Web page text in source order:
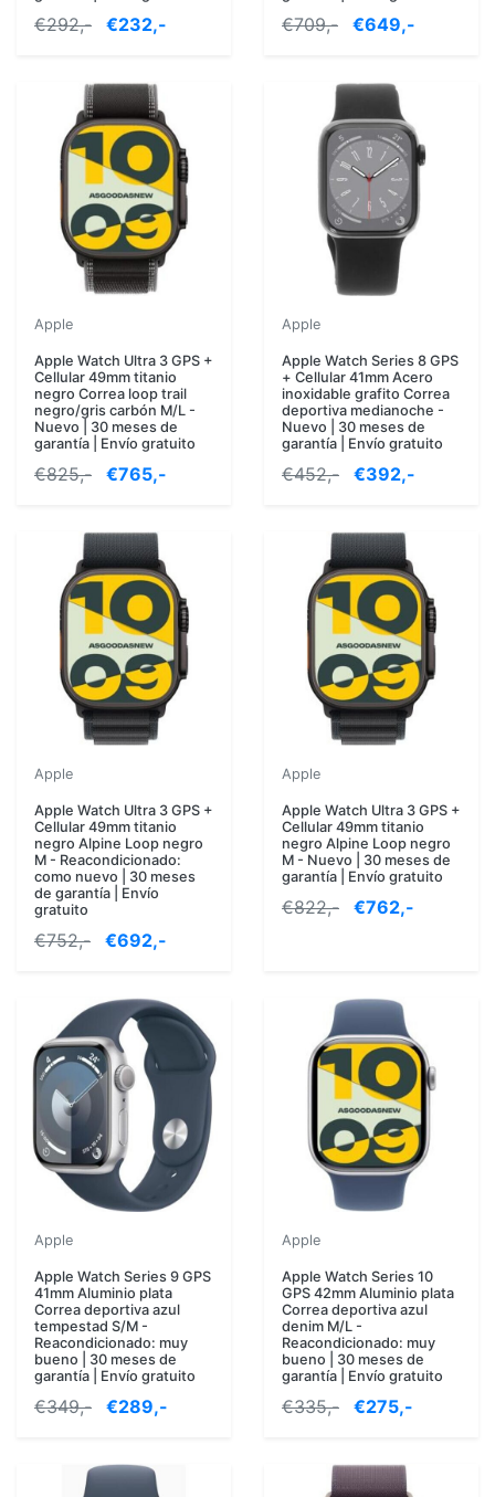
€292,- €232,- €709,- €649,-
Apple
Apple Watch Ultra 3 GPS +
Cellular 49mm titanio
negro Correa loop trail
negro/gris carbón M/L -
Nuevo | 30 meses de
garantía | Envío gratuito
€825,- €765,-
Apple
Apple Watch Series 8 GPS
+ Cellular 41mm Acero
inoxidable grafito Correa
deportiva medianoche -
Nuevo | 30 meses de
garantía | Envío gratuito
€452,- €392,-
Apple
Apple Watch Ultra 3 GPS +
Cellular 49mm titanio
negro Alpine Loop negro
M - Reacondicionado:
como nuevo | 30 meses
de garantía | Envío
gratuito
€752,- €692,-
Apple
Apple Watch Ultra 3 GPS +
Cellular 49mm titanio
negro Alpine Loop negro
M - Nuevo | 30 meses de
garantía | Envío gratuito
€822,- €762,-
Apple
Apple Watch Series 9 GPS
41mm Aluminio plata
Correa deportiva azul
tempestad S/M -
Reacondicionado: muy
bueno | 30 meses de
garantía | Envío gratuito
€349,- €289,-
Apple
Apple Watch Series 10
GPS 42mm Aluminio plata
Correa deportiva azul
denim M/L -
Reacondicionado: muy
bueno | 30 meses de
garantía | Envío gratuito
€335,- €275,-